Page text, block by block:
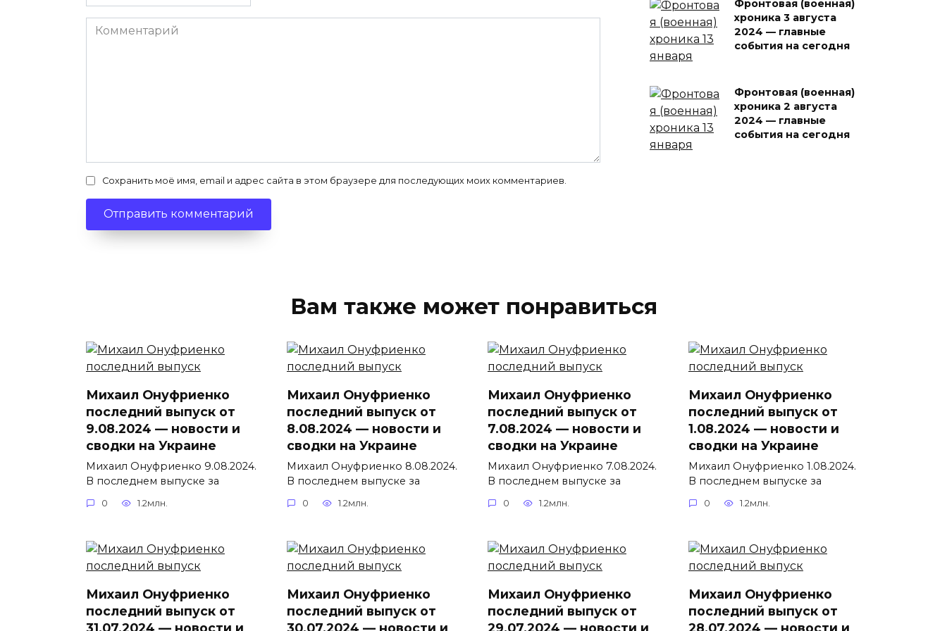
*
Комментарий
Сохранить моё имя, email и адрес сайта в этом браузере для последующих моих комментариев.
Фронтовая (военная)
хроника 3 августа
2024 — главные
события на сегодня
Фронтовая (военная)
хроника 2 августа
2024 — главные
события на сегодня
Вам также может понравиться
Михаил Онуфриенко
последний выпуск от
9.08.2024 — новости и
сводки на Украине
Михаил Онуфриенко 9.08.2024.
В последнем выпуске за
0 1.2млн.
Михаил Онуфриенко
последний выпуск от
8.08.2024 — новости и
сводки на Украине
Михаил Онуфриенко 8.08.2024.
В последнем выпуске за
0 1.2млн.
Михаил Онуфриенко
последний выпуск от
7.08.2024 — новости и
сводки на Украине
Михаил Онуфриенко 7.08.2024.
В последнем выпуске за
0 1.2млн.
Михаил Онуфриенко
последний выпуск от
1.08.2024 — новости и
сводки на Украине
Михаил Онуфриенко 1.08.2024.
В последнем выпуске за
0 1.2млн.
Михаил Онуфриенко
последний выпуск от
31.07.2024 — новости и
Михаил Онуфриенко
последний выпуск от
30.07.2024 — новости и
Михаил Онуфриенко
последний выпуск от
29.07.2024 — новости и
Михаил Онуфриенко
последний выпуск от
28.07.2024 — новости и